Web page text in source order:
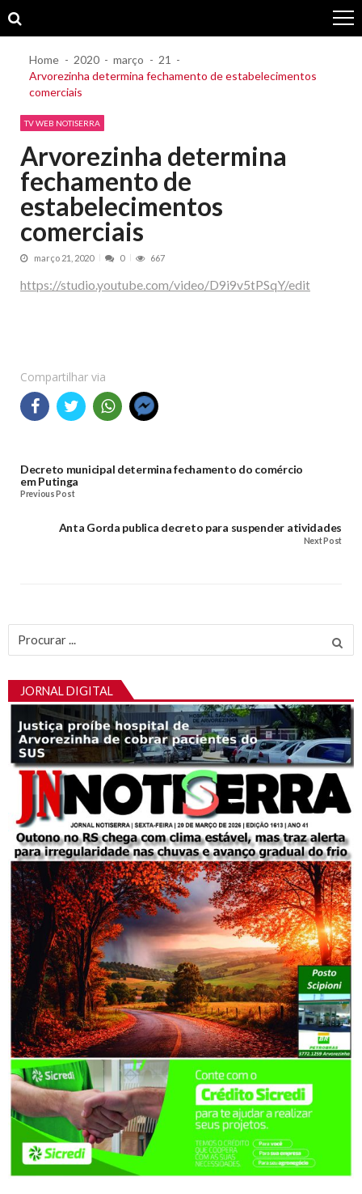
to
to
Home 2020 março
21
Arvorezinha determina fechamento de estabelecimentos
comerciais
TV WEB NOTISERRA
Arvorezinha determina
fechamento de
estabelecimentos
comerciais
março 21, 2020 0 667
https://studio.youtube.com/video/D9i9v5tPSqY/edit
Compartilhar via
Decreto municipal determina fechamento do comércio
em Putinga
Previous Post
Anta Gorda publica decreto para suspender atividades
Next Post
Procurar
JORNAL DIGITAL